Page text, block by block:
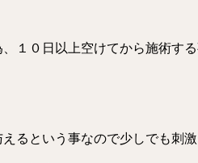
１０日以上空けてから施術す
るという事なので少しでも刺